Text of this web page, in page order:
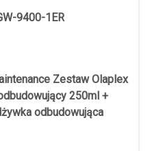
9400-1ER
Zestaw Olaplex
250ml +
odbudowująca